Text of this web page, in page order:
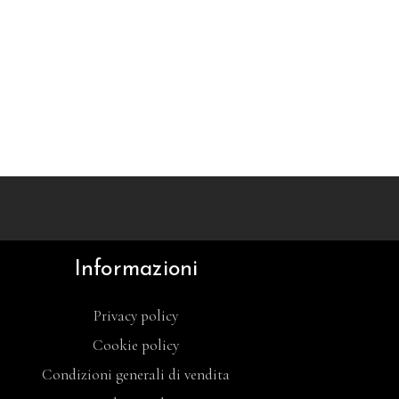
Informazioni
Privacy policy
Cookie policy
Condizioni generali di vendita